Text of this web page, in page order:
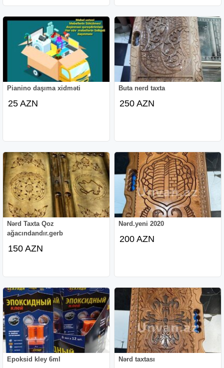
Pianino daşıma xidməti
25 AZN
Buta nerd taxta
250 AZN
Nərd Taxta Qoz
ağacındandır.gerb
150 AZN
Nərd.yeni 2020
200 AZN
Epoksid kley 6ml Nərd taxtası